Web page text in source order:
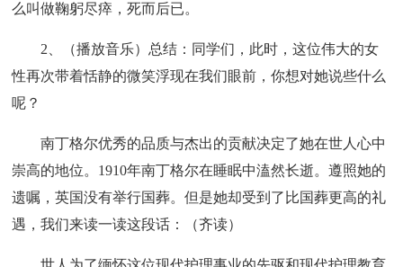
么叫做鞠躬尽瘁，死而后已。
2、（播放音乐）总结：同学们，此时，这位伟大的女
性再次带着恬静的微笑浮现在我们眼前，你想对她说些什么
呢？
南丁格尔优秀的品质与杰出的贡献决定了她在世人心中
崇高的地位。1910年南丁格尔在睡眠中溘然长逝。遵照她的
遗嘱，英国没有举行国葬。但是她却受到了比国葬更高的礼
遇，我们来读一读这段话：（齐读）